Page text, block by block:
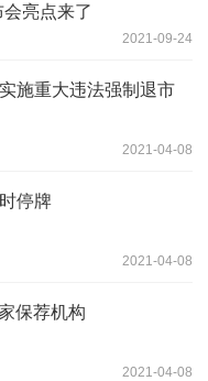
会亮点来了
2021-09-24
施重大违法强制退市
2021-04-08
停牌
2021-04-08
保荐机构
2021-04-08